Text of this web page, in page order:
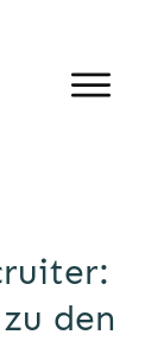
den